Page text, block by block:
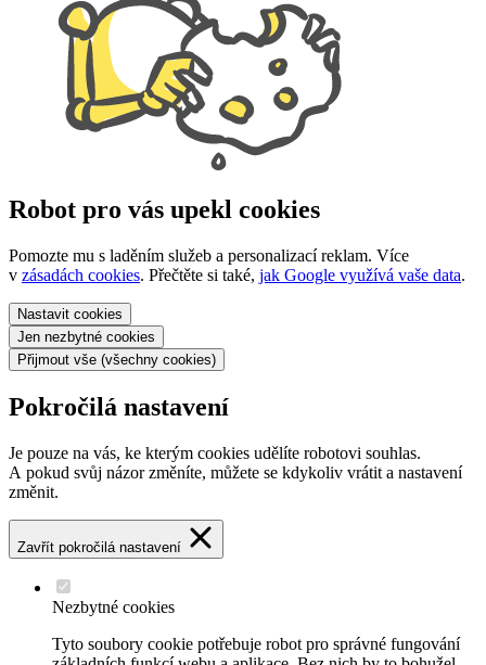
Robot pro vás upekl cookies
Pomozte mu s laděním služeb a personalizací reklam. Více
v zásadách cookies. Přečtěte si také, jak Google využívá vaše data.
Nastavit cookies
Jen nezbytné cookies
Přijmout vše (všechny cookies)
Pokročilá nastavení
Je pouze na vás, ke kterým cookies udělíte robotovi souhlas.
A pokud svůj názor změníte, můžete se kdykoliv vrátit a nastavení
změnit.
Zavřít pokročilá nastavení
Nezbytné cookies
Tyto soubory cookie potřebuje robot pro správné fungování